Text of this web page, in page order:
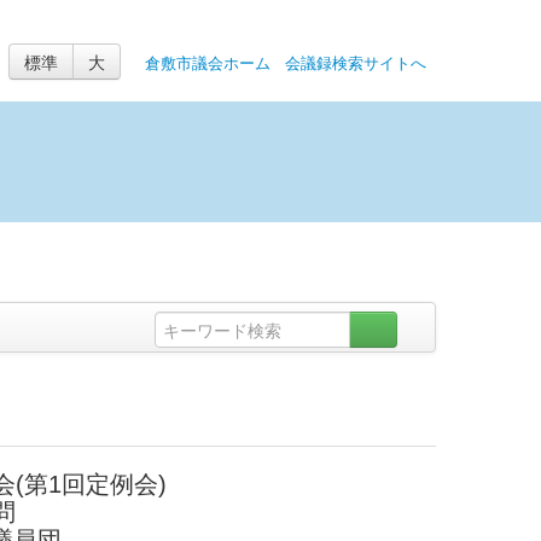
倉敷市議会ホーム 会議録検索サイトへ
標準 大
(第1回定例会)